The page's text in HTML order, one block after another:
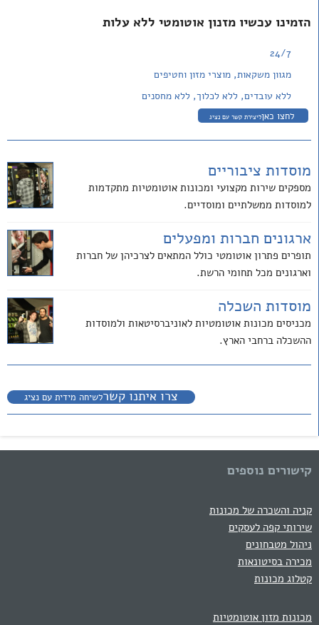
הזמינו עכשיו מזנון אוטומטי ללא עלות
24/7
מגוון משקאות, מוצרי מזון וחטיפים
ללא עובדים, ללא לכלוך, ללא מחסנים
לחצו כאןליצירת קשר עם נציג
מוסדות ציבוריים
מספקים שירות מקצועי ומכונות אוטומטיות מתקדמות
למוסדות ממשלתיים ומוסדיים.
ארגונים חברות ומפעלים
תופרים פתרון אוטומטי כולל המתאים לצרכיהן של חברות
וארגונים מכל תחומי הרשת.
מוסדות השכלה
מכניסים מכונות אוטומטיות לאוניברסיטאות ולמוסדות
ההשכלה ברחבי הארץ.
צרו איתנו קשרלשיחה מידית עם נציג
קישורים נוספים
קניה והשכרה של מכונות
שירותי קפה לעסקים
ניהול מטבחונים
מכירה בסיטונאות
קטלוג מכונות
מכונות מזון אוטומטיות